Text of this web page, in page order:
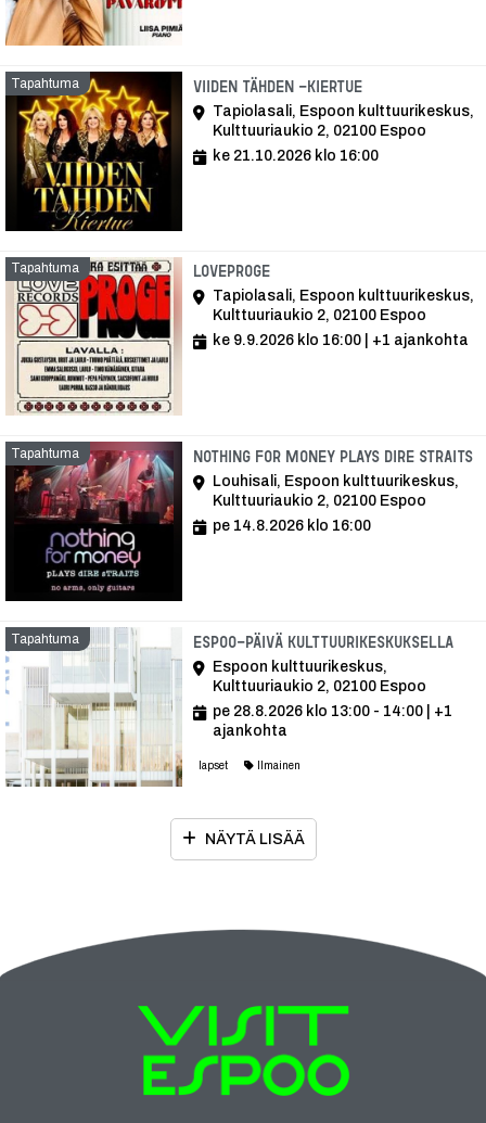
Tapahtuma Viiden tähden -kiertueTapahtuma
Tapiolasali, Espoon kulttuurikeskus,
Kulttuuriaukio 2, 02100 Espoo
ke 21.10.2026 klo 16:00
Tapahtuma LoveProgeTapahtuma
Tapiolasali, Espoon kulttuurikeskus,
Kulttuuriaukio 2, 02100 Espoo
ke 9.9.2026 klo 16:00 | +1 ajankohta
Tapahtuma Nothing for Money Plays Dire Straits
Louhisali, Espoon kulttuurikeskus,
Kulttuuriaukio 2, 02100 Espoo
pe 14.8.2026 klo 16:00
Tapahtuma Espoo-päivä kulttuurikeskuksella
Espoon kulttuurikeskus,
Kulttuuriaukio 2, 02100 Espoo
pe 28.8.2026 klo 13:00 - 14:00 | +1
ajankohta
lapset Ilmainen
NÄYTÄ LISÄÄ